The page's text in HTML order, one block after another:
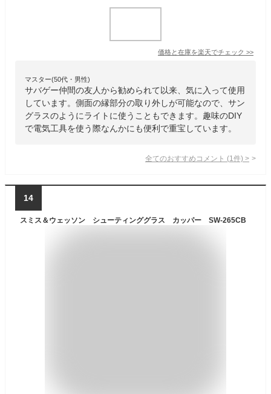
価格と在庫を楽天でチェック >>
マスター(50代・男性)
サバゲー仲間の友人から勧められて以来、気に入って使用
しています。側面の縁部分の取り外しが可能なので、サン
グラスのようにライトに使うこともできます。趣味のDIY
で電気工具を使う際なんかにも便利で重宝しています。
全てのおすすめコメント (1 件) >
14
スミス＆ウェッソン シューティンググラス カッパー SW-265CB